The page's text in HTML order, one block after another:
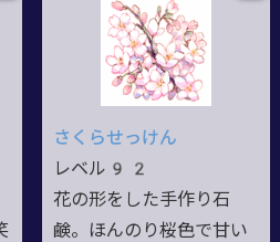
さくらせっけん
レベル92
花の形をした手作り石
鹸。ほんのり桜色で甘い